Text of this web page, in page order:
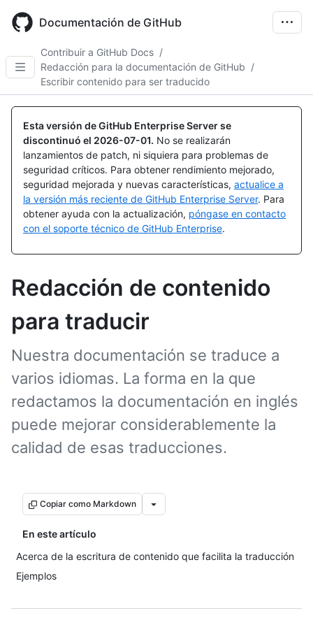
main
Documentación de GitHub
Contribuir a GitHub Docs /
Redacción para la documentación de GitHub /
Escribir contenido para ser traducido
Esta versión de GitHub Enterprise Server se
discontinuó el 2026-07-01. No se realizarán
lanzamientos de patch, ni siquiera para problemas de
seguridad críticos. Para obtener rendimiento mejorado,
seguridad mejorada y nuevas características, actualice a
la versión más reciente de GitHub Enterprise Server. Para
obtener ayuda con la actualización, póngase en contacto
con el soporte técnico de GitHub Enterprise.
Redacción de contenido
para traducir
Nuestra documentación se traduce a
varios idiomas. La forma en la que
redactamos la documentación en inglés
puede mejorar considerablemente la
calidad de esas traducciones.
Copiar como Markdown
En este artículo
Acerca de la escritura de contenido que facilita la traducción
Ejemplos